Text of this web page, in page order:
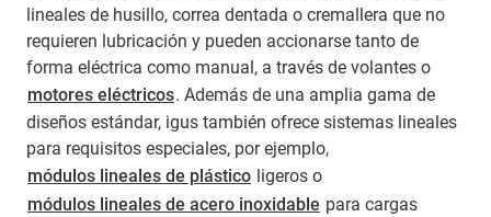
lineales de husillo, correa dentada o cremallera que no
requieren lubricación y pueden accionarse tanto de
forma eléctrica como manual, a través de volantes o
motores eléctricos. Además de una amplia gama de
diseños estándar, igus también ofrece sistemas lineales
para requisitos especiales, por ejemplo,
módulos lineales de plástico ligeros o
módulos lineales de acero inoxidable para cargas